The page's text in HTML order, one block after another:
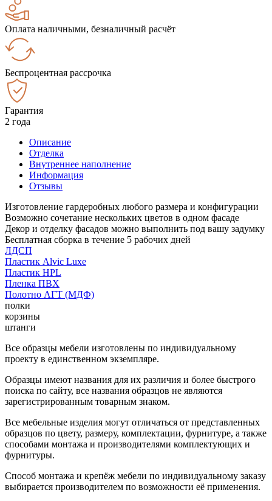
Оплата наличными, безналичный расчёт
Беспроцентная рассрочка
Гарантия
2 года
Описание
Отделка
Внутреннее наполнение
Информация
Отзывы
Изготовление гардеробных любого размера и конфигурации
Возможно сочетание нескольких цветов в одном фасаде
Декор и отделку фасадов можно выполнить под вашу задумку
Бесплатная сборка в течение 5 рабочих дней
ЛДСП
Пластик Alvic Luxe
Пластик HPL
Пленка ПВХ
Полотно АГТ (МДФ)
полки
корзины
штанги
Все образцы мебели изготовлены по индивидуальному
проекту в единственном экземпляре.
Образцы имеют названия для их различия и более быстрого
поиска по сайту, все названия образцов не являются
зарегистрированным товарным знаком.
Все мебельные изделия могут отличаться от представленных
образцов по цвету, размеру, комплектации, фурнитуре, а также
способами монтажа и производителями комплектующих и
фурнитуры.
Способ монтажа и крепёж мебели по индивидуальному заказу
выбирается производителем по возможности её применения.